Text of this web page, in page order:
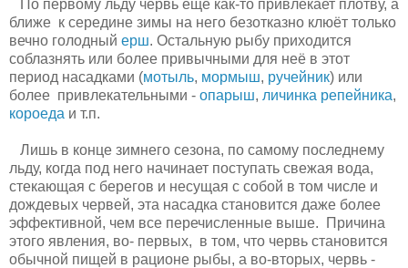
По первому льду червь ещё как-то привлекает плотву, а
ближе к середине зимы на него безотказно клюёт только
вечно голодный ерш. Остальную рыбу приходится
соблазнять или более привычными для неё в этот
период насадками (мотыль, мормыш, ручейник) или
более привлекательными - опарыш, личинка репейника,
короеда и т.п.
Лишь в конце зимнего сезона, по самому последнему
льду, когда под него начинает поступать свежая вода,
стекающая с берегов и несущая с собой в том числе и
дождевых червей, эта насадка становится даже более
эффективной, чем все перечисленные выше. Причина
этого явления, во- первых, в том, что червь становится
обычной пищей в рационе рыбы, а во-вторых, червь -